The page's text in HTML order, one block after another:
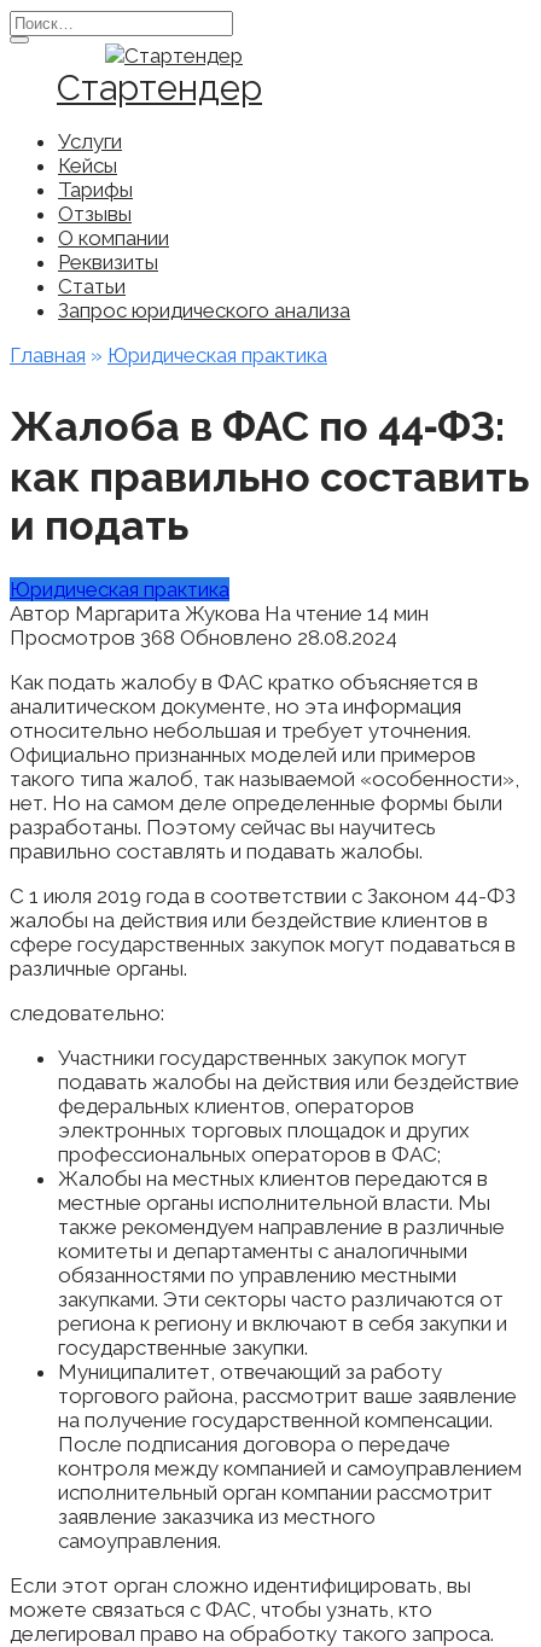
Перейти
к
содержанию
Search
for:
Стартендер
Услуги
Кейсы
Тарифы
Отзывы
О компании
Реквизиты
Статьи
Запрос юридического анализа
Главная » Юридическая практика
Жалоба в ФАС по 44‑ФЗ:
как правильно составить
и подать
Юридическая практика
Автор Маргарита Жукова На чтение 14 мин
Просмотров 368 Обновлено 28.08.2024
Как подать жалобу в ФАС кратко объясняется в
аналитическом документе, но эта информация
относительно небольшая и требует уточнения.
Официально признанных моделей или примеров
такого типа жалоб, так называемой «особенности»,
нет. Но на самом деле определенные формы были
разработаны. Поэтому сейчас вы научитесь
правильно составлять и подавать жалобы.
С 1 июля 2019 года в соответствии с Законом 44-ФЗ
жалобы на действия или бездействие клиентов в
сфере государственных закупок могут подаваться в
различные органы.
следовательно:
Участники государственных закупок могут
подавать жалобы на действия или бездействие
федеральных клиентов, операторов
электронных торговых площадок и других
профессиональных операторов в ФАС;
Жалобы на местных клиентов передаются в
местные органы исполнительной власти. Мы
также рекомендуем направление в различные
комитеты и департаменты с аналогичными
обязанностями по управлению местными
закупками. Эти секторы часто различаются от
региона к региону и включают в себя закупки и
государственные закупки.
Муниципалитет, отвечающий за работу
торгового района, рассмотрит ваше заявление
на получение государственной компенсации.
После подписания договора о передаче
контроля между компанией и самоуправлением
исполнительный орган компании рассмотрит
заявление заказчика из местного
самоуправления.
Если этот орган сложно идентифицировать, вы
можете связаться с ФАС, чтобы узнать, кто
делегировал право на обработку такого запроса.